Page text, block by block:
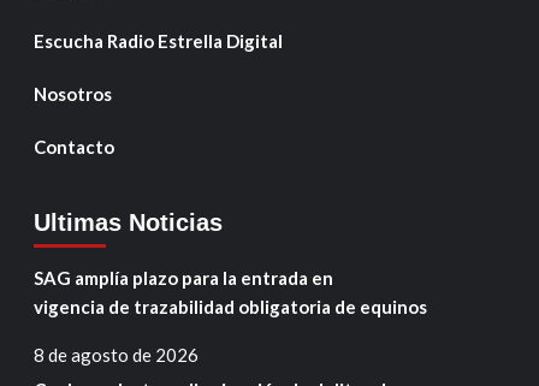
Escucha Radio Estrella Digital
Nosotros
Contacto
Ultimas Noticias
SAG amplía plazo para la entrada en
vigencia de trazabilidad obligatoria de equinos
8 de agosto de 2026